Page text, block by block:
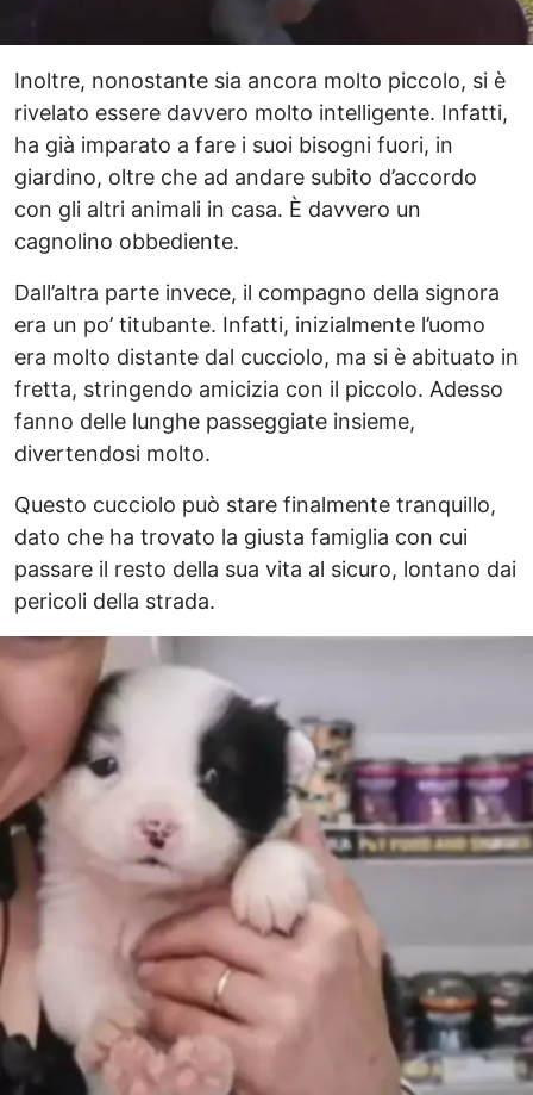
Inoltre, nonostante sia ancora molto piccolo, si è
rivelato essere davvero molto intelligente. Infatti,
ha già imparato a fare i suoi bisogni fuori, in
giardino, oltre che ad andare subito d’accordo
con gli altri animali in casa. È davvero un
cagnolino obbediente.
Dall’altra parte invece, il compagno della signora
era un po’ titubante. Infatti, inizialmente l’uomo
era molto distante dal cucciolo, ma si è abituato in
fretta, stringendo amicizia con il piccolo. Adesso
fanno delle lunghe passeggiate insieme,
divertendosi molto.
Questo cucciolo può stare finalmente tranquillo,
dato che ha trovato la giusta famiglia con cui
passare il resto della sua vita al sicuro, lontano dai
pericoli della strada.